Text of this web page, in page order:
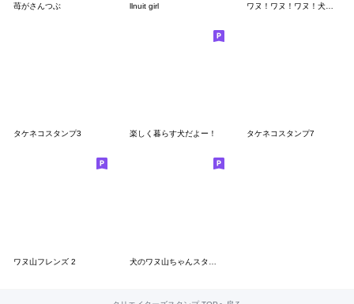
苺がさんつぶ llnuit girl ワヌ！ワヌ！ワヌ！犬いっぱいスタンプ２
タケネコスタンプ3 楽しく暮らす犬だよー！ タケネコスタンプ7
ワヌ山フレンズ 2